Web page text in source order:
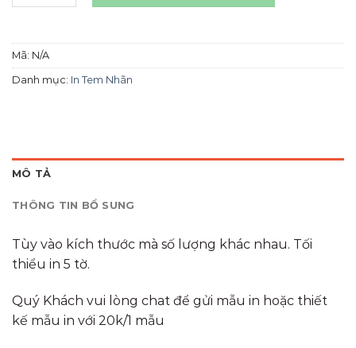
Mã: N/A
Danh mục: In Tem Nhãn
MÔ TẢ
THÔNG TIN BỔ SUNG
Tùy vào kích thước mà số lượng khác nhau. Tối
thiểu in 5 tờ.
Quý Khách vui lòng chat để gửi mẫu in hoặc thiết
kế mẫu in với 20k/1 mẫu